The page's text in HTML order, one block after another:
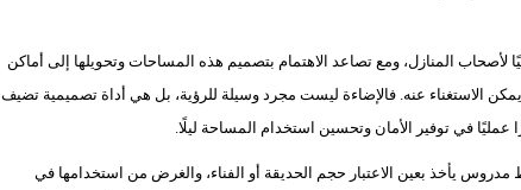
لأصحاب المنازل، ومع تصاعد الاهتمام بتصميم هذه المساحات وتحويلها إلى أماكن
الاستغناء عنه. فالإضاءة ليست مجرد وسيلة للرؤية، بل هي أداة تصميمية تضيف
في توفير الأمان وتحسين استخدام المساحة ليلًا.
يأخذ بعين الاعتبار حجم الحديقة أو الفناء، والغرض من استخدامها في